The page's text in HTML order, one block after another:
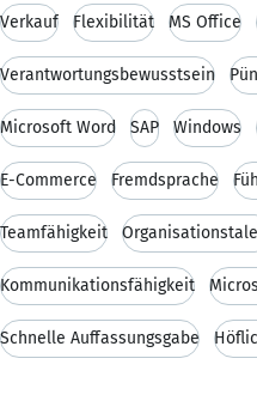
Verkauf Flexibilität MS Office
Verantwortungsbewusstsein
Microsoft Word SAP Windows
E-Commerce Fremdsprache
Teamfähigkeit
Kommunikationsfähigkeit
Schnelle Auffassungsgabe